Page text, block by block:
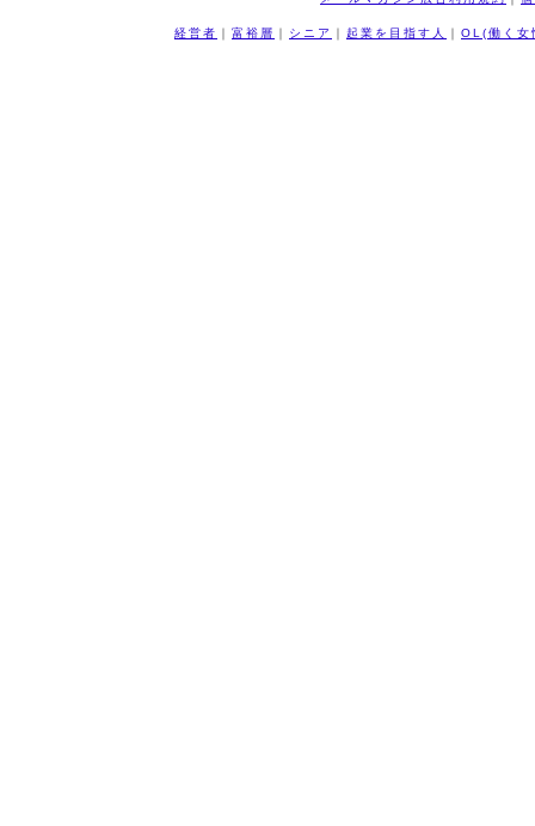
経営者 ｜ 富裕層 ｜ シニア ｜ 起業を目指す人 ｜ OL(働く女